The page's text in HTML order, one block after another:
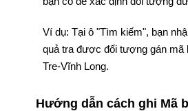
Ví dụ: Tại ô "Tìm kiếm", bạn
quả tra được đối tượng gán mã
Tre-Vĩnh Long.
Hướng dẫn cách ghi Mã